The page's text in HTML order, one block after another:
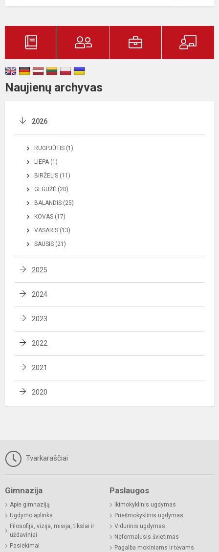
Naujienų archyvas
2026
RUGPJŪTIS (1)
LIEPA (1)
BIRŽELIS (11)
GEGUŽĖ (20)
BALANDIS (25)
KOVAS (17)
VASARIS (13)
SAUSIS (21)
2025
2024
2023
2022
2021
2020
Tvarkaraščiai
Gimnazija
Apie gimnaziją
Ugdymo aplinka
Filosofija, vizija, misija, tikslai ir
uždaviniai
Pasiekimai
Paslaugos
Ikimokyklinis ugdymas
Priešmokyklinis ugdymas
Vidurinis ugdymas
Neformalusis švietimas
Pagalba mokiniams ir tėvams